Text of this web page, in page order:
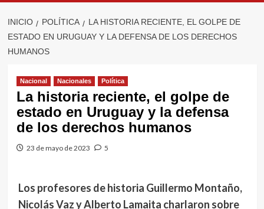
INICIO POLÍTICA
LA HISTORIA RECIENTE, EL GOLPE DE
ESTADO EN URUGUAY Y LA DEFENSA DE LOS DERECHOS
HUMANOS
Nacional Nacionales Política
La historia reciente, el golpe de
estado en Uruguay y la defensa
de los derechos humanos
23 de mayo de 2023 5
Los profesores de historia Guillermo Montaño,
Nicolás Vaz y Alberto Lamaita charlaron sobre